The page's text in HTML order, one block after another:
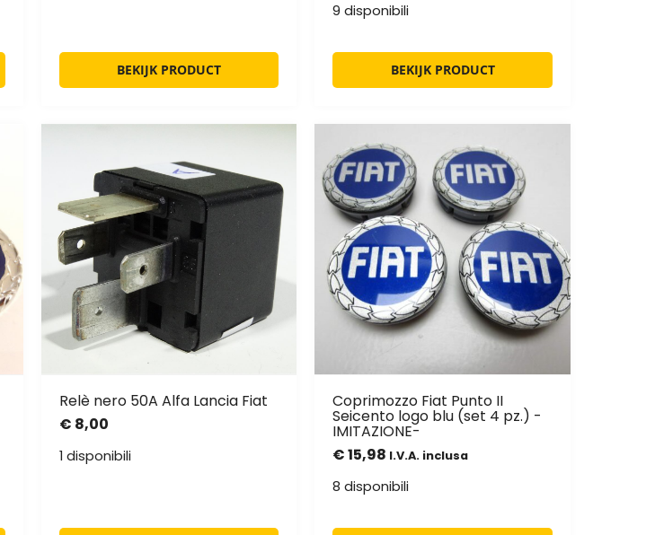
BEKIJK PRODUCT
9 disponibili
BEKIJK PRODUCT
Relè nero 50A Alfa Lancia Fiat
€ 8,00
1 disponibili
Coprimozzo Fiat Punto II
Seicento logo blu (set 4 pz.) -
IMITAZIONE-
€15,98 I.V.A. inclusa
8 disponibili